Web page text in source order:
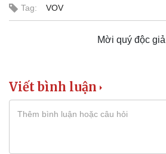
Tag: VOV
Mời quý độc
Viết bình luận